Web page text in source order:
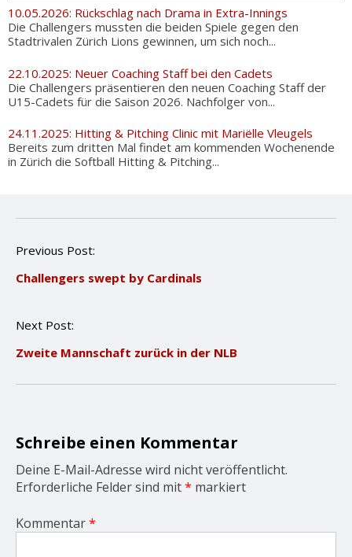
10.05.2026: Rückschlag nach Drama in Extra-Innings
Die Challengers mussten die beiden Spiele gegen den
Stadtrivalen Zürich Lions gewinnen, um sich noch...
22.10.2025: Neuer Coaching Staff bei den Cadets
Die Challengers präsentieren den neuen Coaching Staff der
U15-Cadets für die Saison 2026. Nachfolger von...
24.11.2025: Hitting & Pitching Clinic mit Mariëlle Vleugels
Bereits zum dritten Mal findet am kommenden Wochenende
in Zürich die Softball Hitting & Pitching...
P
s
a
i
o
n
Previous Post:
Challengers swept by Cardinals
Next Post:
Zweite Mannschaft zurück in der NLB
Schreibe einen Kommentar
Deine E-Mail-Adresse wird nicht veröffentlicht.
Erforderliche Felder sind mit* markiert
Kommentar*